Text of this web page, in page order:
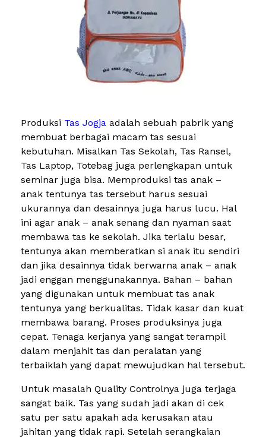
Produksi Tas Jogja adalah sebuah pabrik yang
membuat berbagai macam tas sesuai
kebutuhan. Misalkan Tas Sekolah, Tas Ransel,
Tas Laptop, Totebag juga perlengkapan untuk
seminar juga bisa. Memproduksi tas anak –
anak tentunya tas tersebut harus sesuai
ukurannya dan desainnya juga harus lucu. Hal
ini agar anak – anak senang dan nyaman saat
membawa tas ke sekolah. Jika terlalu besar,
tentunya akan memberatkan si anak itu sendiri
dan jika desainnya tidak berwarna anak – anak
jadi enggan menggunakannya. Bahan – bahan
yang digunakan untuk membuat tas anak
tentunya yang berkualitas. Tidak kasar dan kuat
membawa barang. Proses produksinya juga
cepat. Tenaga kerjanya yang sangat terampil
dalam menjahit tas dan peralatan yang
terbaiklah yang dapat mewujudkan hal tersebut.
Untuk masalah Quality Controlnya juga terjaga
sangat baik. Tas yang sudah jadi akan di cek
satu per satu apakah ada kerusakan atau
jahitan yang tidak rapi. Setelah serangkaian